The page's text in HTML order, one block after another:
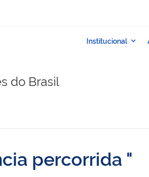
do Brasil
percorrida